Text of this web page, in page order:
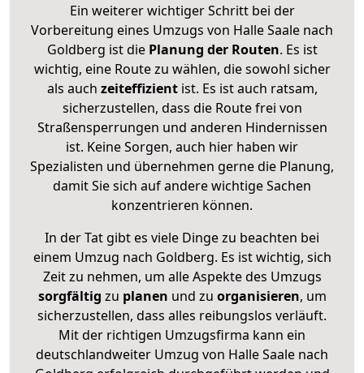
Ein weiterer wichtiger Schritt bei der
Vorbereitung eines Umzugs von Halle Saale nach
Goldberg ist diePlanung der Routen. Es ist
wichtig, eine Route zu wählen, die sowohl sicher
als auch zeiteffizientist. Es ist auch ratsam,
sicherzustellen, dass die Route frei von
Straßensperrungen und anderen Hindernissen
ist. Keine Sorgen, auch hier haben wir
Spezialisten und übernehmen gerne die Planung,
damit Sie sich auf andere wichtige Sachen
konzentrieren können.
In der Tat gibt es viele Dinge zu beachten bei
einem Umzug nach Goldberg. Es ist wichtig, sich
Zeit zu nehmen, um alle Aspekte des Umzugs
sorgfältig zu planen und zu organisieren, um
sicherzustellen, dass alles reibungslos verläuft.
Mit der richtigen Umzugsfirma kann ein
deutschlandweiter Umzug von Halle Saale nach